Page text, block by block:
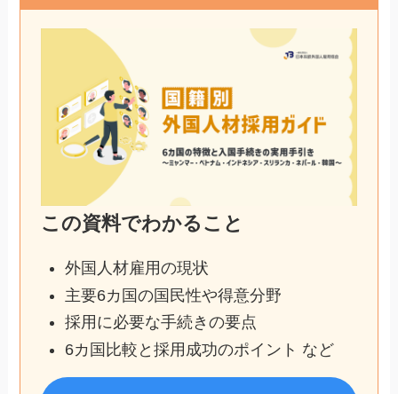
この資料でわかること
外国人材雇用の現状
主要6カ国の国民性や得意分野
採用に必要な手続きの要点
6カ国比較と採用成功のポイント など